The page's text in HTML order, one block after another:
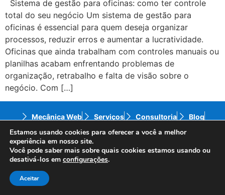
Sistema de gestão para oficinas: como ter controle
total do seu negócio Um sistema de gestão para
oficinas é essencial para quem deseja organizar
processos, reduzir erros e aumentar a lucratividade.
Oficinas que ainda trabalham com controles manuais ou
planilhas acabam enfrentando problemas de
organização, retrabalho e falta de visão sobre o
negócio. Com […]
Mecânica Web Serviços Consultoria
Blog
Política de Privacidade
© 2024 Mecânica Web – Todos os direitos reservados
– Website desenvolvido por
Estamos usando cookies para oferecer a você a melhor
experiência em nosso site.
Você pode saber mais sobre quais cookies estamos usando ou
desativá-los em configurações.
Aceitar